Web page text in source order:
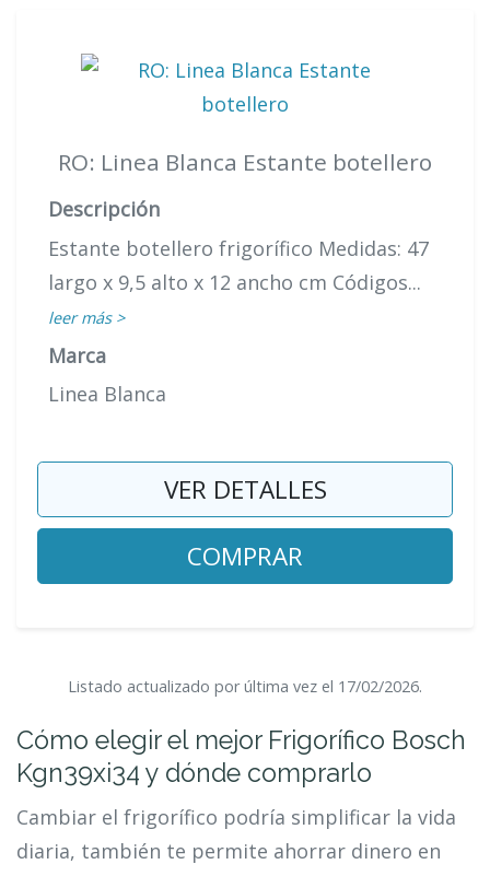
RO: Linea Blanca Estante botellero
Descripción
Estante botellero frigorífico Medidas: 47
largo x 9,5 alto x 12 ancho cm Códigos...
leer más >
Marca
Linea Blanca
VER DETALLES
COMPRAR
Listado actualizado por última vez el 17/02/2026.
Cómo elegir el mejor Frigorífico Bosch
Kgn39xi34 y dónde comprarlo
Cambiar el frigorífico podría simplificar la vida
diaria, también te permite ahorrar dinero en